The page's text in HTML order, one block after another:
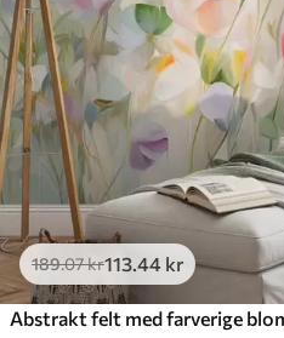
189.07kr113 .44 kr